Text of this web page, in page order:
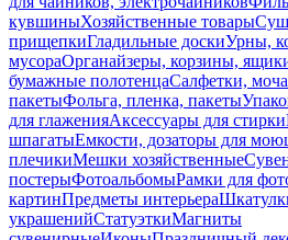
кувшиныХозяйственные товары
прищепкиГладильные доскиУрны,
мусораОрганайзеры, корзины,
бумажные полотенцаСалфетки,
пакетыФольга, пленка, пакеты
для глаженияАксессуары для стирки
шпагатыЕмкости, дозаторы для
плечикиМешки хозяйственные
постерыФотоальбомыРамки для
картинПредметы интерьера
украшенийСтатуэткиМагниты